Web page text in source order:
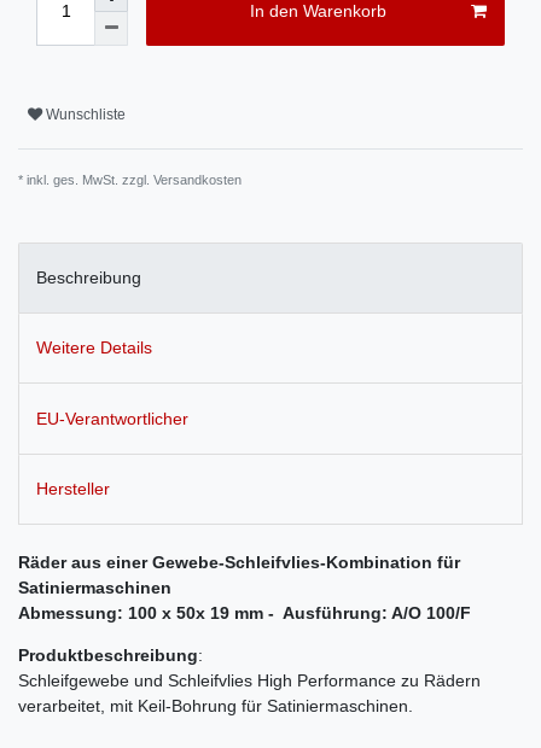
In den Warenkorb
Wunschliste
* inkl. ges. MwSt. zzgl. Versandkosten
Beschreibung
Weitere Details
EU-Verantwortlicher
Hersteller
Räder aus einer Gewebe-Schleifvlies-Kombination für
Satiniermaschinen
Abmessung: 100 x 50x 19 mm - Ausführung: A/O 100/F
Produktbeschreibung:
Schleifgewebe und Schleifvlies High Performance zu Rädern
verarbeitet, mit Keil-Bohrung für Satiniermaschinen.